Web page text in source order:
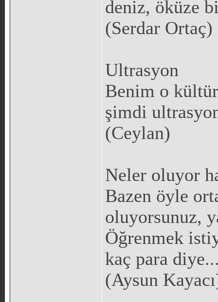
deniz, öküze
(Serdar Ortaç)
Ultrasyon
Benim o
şimdi
(Ceylan)
Neler oluyor
Bazen öyle
oluyorsunuz,
Öğrenmek
kaç para
(Aysun